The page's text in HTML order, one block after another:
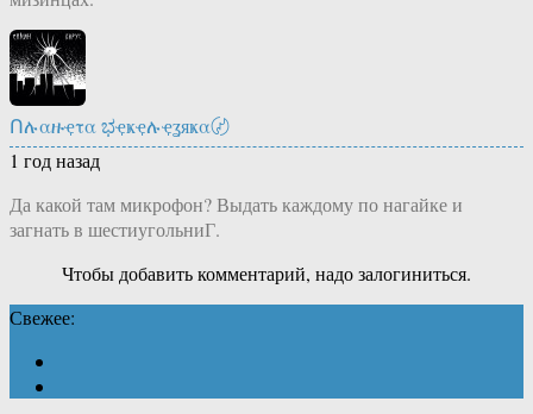
Ոሉαዙҿτα ಭҿҝҿሉҿʓяҝα〄
1 год назад
Да какой там микрофон? Выдать каждому по нагайке и
загнать в шестиугольниГ.
Чтобы добавить комментарий, надо залогиниться.
Свежее: